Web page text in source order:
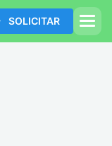
SOLICITAR